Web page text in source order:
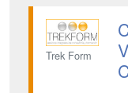
Trek Form